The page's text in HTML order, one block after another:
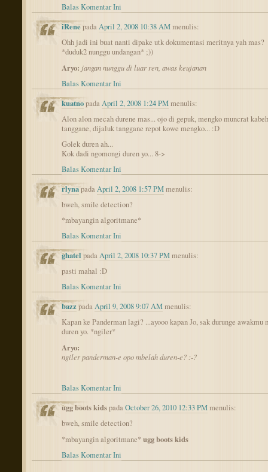
Balas Komentar Ini
iRenepadaApril 2, 2008 10:38 AMmenulis:
Ohh jadi ini buat nanti dipake utk dokumentasi meritnya yah mas?
*duduk2 nunggu undangan* ;))
Aryo: jangan nunggu di luar ren, awas keujanan
Balas Komentar Ini
kuatnopadaApril 2, 2008 1:24 PMmenulis:
Alon alon mecah durene mas... ojo di gepuk, mengko muncrat
tanggane, dijaluk tanggane repot kowe mengko... :D
Golek duren ah...
Kok dadi ngomongi duren yo... 8->
Balas Komentar Ini
rlynapadaApril 2, 2008 1:57 PMmenulis:
bweh, smile detection?
*mbayangin algoritmane*
Balas Komentar Ini
ghatel padaApril 2, 2008 10:37 PMmenulis:
pasti mahal :D
Balas Komentar Ini
bazzpadaApril 9, 2008 9:07 AMmenulis:
Kapan ke Panderman lagi? ...ayooo kapan Jo, sak durunge awakmu
duren yo. *ngiler*
Aryo:
ngiler panderman-e opo mbelah duren-e? :-?
Balas Komentar Ini
ugg boots kidspadaOctober 26, 2010 12:33 PMmenulis:
bweh, smile detection?
*mbayangin algoritmane*ugg boots kids
Balas Komentar Ini